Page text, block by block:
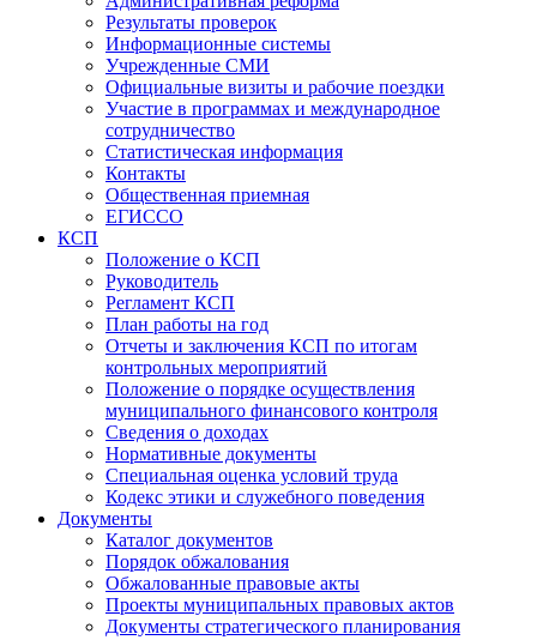
Результаты проверок
Информационные системы
Учрежденные СМИ
Официальные визиты и рабочие поездки
Участие в программах и международное
сотрудничество
Статистическая информация
Контакты
Общественная приемная
ЕГИССО
КСП
Положение о КСП
Руководитель
Регламент КСП
План работы на год
Отчеты и заключения КСП по итогам
контрольных мероприятий
Положение о порядке осуществления
муниципального финансового контроля
Сведения о доходах
Нормативные документы
Специальная оценка условий труда
Кодекс этики и служебного поведения
Документы
Каталог документов
Порядок обжалования
Обжалованные правовые акты
Проекты муниципальных правовых актов
Документы стратегического планирования